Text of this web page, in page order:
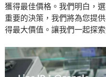
獲得最佳價格。我們明白，
重要的決策，我們將為您提
得最大價值。讓我們一起探